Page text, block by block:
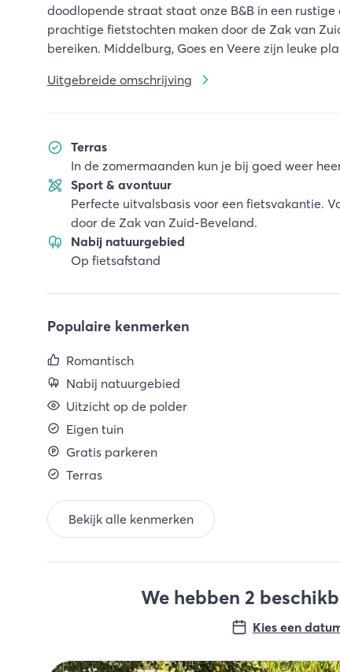
doodlopende straat staat onze B&B in een
prachtige fietstochten maken door de Zak van
bereiken. Middelburg, Goes en Veere zijn leuke
Uitgebreide omschrijving
Terras
In de zomermaanden kun je bij goed weer
Sport & avontuur
Perfecte uitvalsbasis voor een fietsvakantie.
door de Zak van Zuid-Beveland.
Nabij natuurgebied
Op fietsafstand
Populaire kenmerken
Romantisch
Nabij natuurgebied
Uitzicht op de polder
Eigen tuin
Gratis parkeren
Terras
Bekijk alle kenmerken
We hebben 2
Kies een